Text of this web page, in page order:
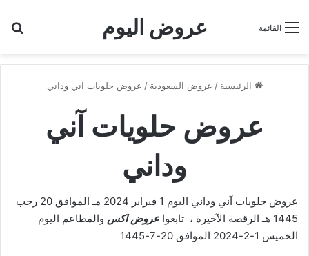
عروض اليوم القائمة
الرئيسية / عروض السعودية / عروض حلويات آني وداني
عروض حلويات آني
وداني
عروض حلويات آني وداني اليوم 1 فبراير 2024 مـ الموافق 20 رجب
1445 هـ الرقصة الآخيرة ، تابعوا
عروض اكس والمطاعم اليوم
الخميس 1-2-2024 الموافق 20-7-1445